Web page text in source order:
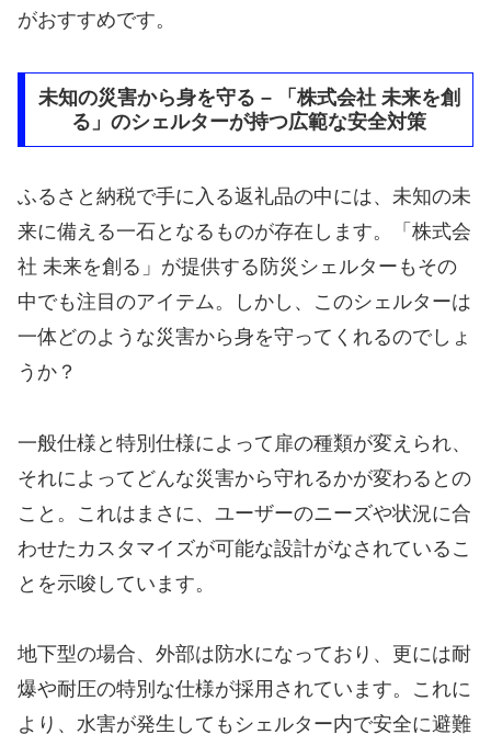
がおすすめです。
未知の災害から身を守る – 「株式会社 未来を創
る」のシェルターが持つ広範な安全対策
ふるさと納税で手に入る返礼品の中には、未知の未
来に備える一石となるものが存在します。「株式会
社 未来を創る」が提供する防災シェルターもその
中でも注目のアイテム。しかし、このシェルターは
一体どのような災害から身を守ってくれるのでしょ
うか？
一般仕様と特別仕様によって扉の種類が変えられ、
それによってどんな災害から守れるかが変わるとの
こと。これはまさに、ユーザーのニーズや状況に合
わせたカスタマイズが可能な設計がなされているこ
とを示唆しています。
地下型の場合、外部は防水になっており、更には耐
爆や耐圧の特別な仕様が採用されています。これに
より、水害が発生してもシェルター内で安全に避難